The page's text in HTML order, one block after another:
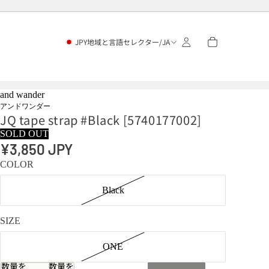
JPY地域と言語セレクター/JA
and wander
アンドワンダー
JQ tape strap #Black [5740177002]
SOLD OUT
¥3,850 JPY
COLOR
Black
SIZE
ONE
数量を
数量を